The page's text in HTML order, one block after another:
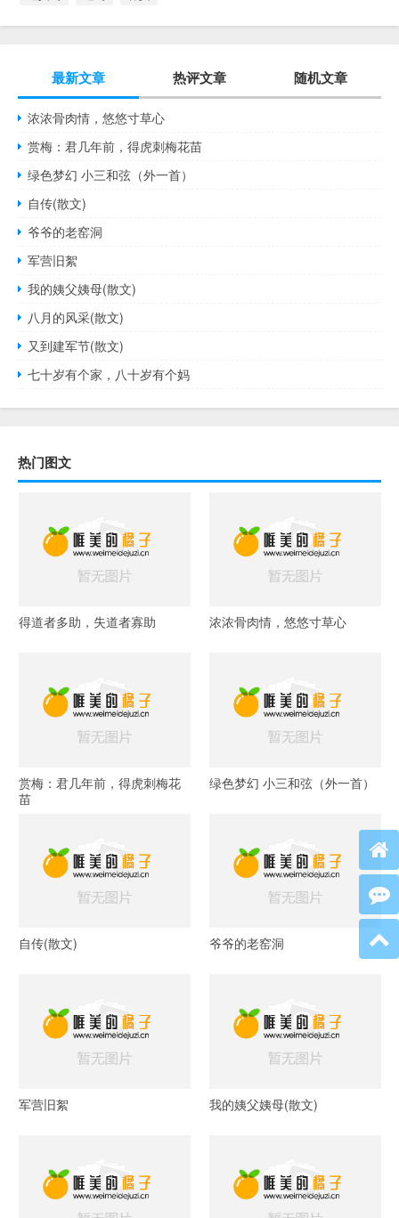
最新文章 热评文章 随机文章
浓浓骨肉情，悠悠寸草心
赏梅：君几年前，得虎刺梅花苗
绿色梦幻 小三和弦（外一首）
自传(散文)
爷爷的老窑洞
军营旧絮
我的姨父姨母(散文)
八月的风采(散文)
又到建军节(散文)
七十岁有个家，八十岁有个妈
热门图文
得道者多助，失道者寡助 浓浓骨肉情，悠悠寸草心
赏梅：君几年前，得虎刺梅花
苗
绿色梦幻 小三和弦（外一首）
自传(散文) 爷爷的老窑洞
军营旧絮 我的姨父姨母(散文)